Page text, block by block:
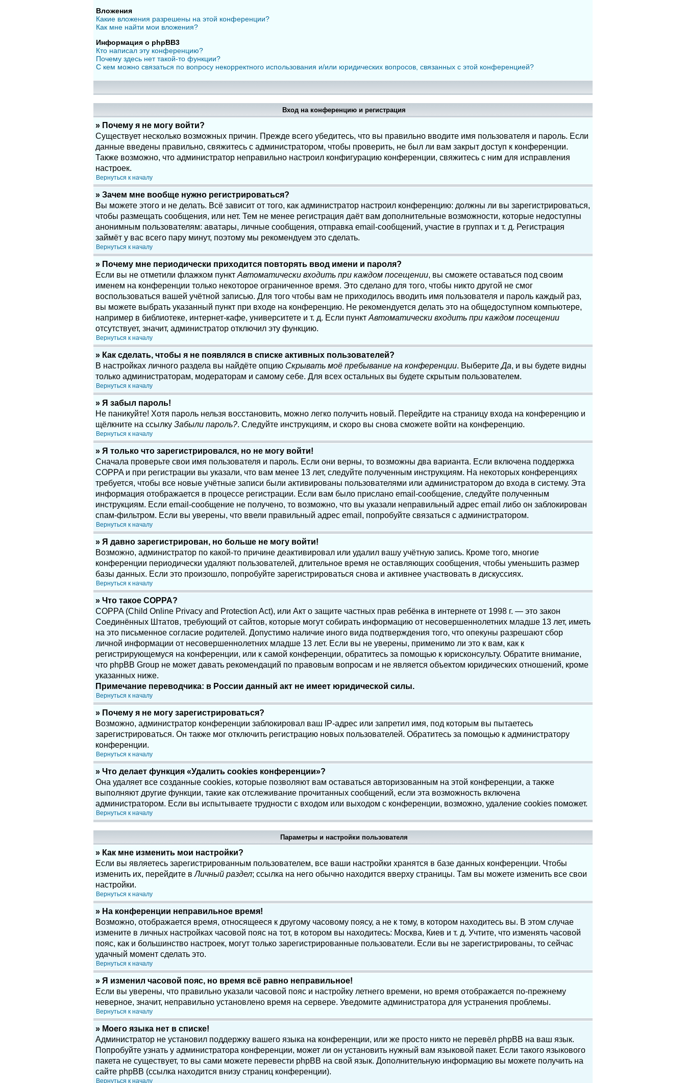
Вложения
Какие вложения разрешены на этой конференции?
Как мне найти мои вложения?
Информация о phpBB3
Кто написал эту конференцию?
Почему здесь нет такой-то функции?
С кем можно связаться по вопросу некорректного использования и/или юридических вопросов, связанных с этой конференцией?
Вход на конференцию и регистрация
» Почему я не могу войти?
Существует несколько возможных причин. Прежде всего убедитесь, что вы правильно вводите имя пользователя и пароль. Если
данные введены правильно, свяжитесь с администратором, чтобы проверить, не был ли вам закрыт доступ к конференции.
Также возможно, что администратор неправильно настроил конфигурацию конференции, свяжитесь с ним для исправления
настроек.
Вернуться к началу
» Зачем мне вообще нужно регистрироваться?
Вы можете этого и не делать. Всё зависит от того, как администратор настроил конференцию: должны ли вы зарегистрироваться,
чтобы размещать сообщения, или нет. Тем не менее регистрация даёт вам дополнительные возможности, которые недоступны
анонимным пользователям: аватары, личные сообщения, отправка email-сообщений, участие в группах и т. д. Регистрация
займёт у вас всего пару минут, поэтому мы рекомендуем это сделать.
Вернуться к началу
» Почему мне периодически приходится повторять ввод имени и пароля?
Если вы не отметили флажком пункт Автоматически входить при каждом посещении, вы сможете оставаться под своим
именем на конференции только некоторое ограниченное время. Это сделано для того, чтобы никто другой не смог
воспользоваться вашей учётной записью. Для того чтобы вам не приходилось вводить имя пользователя и пароль каждый раз,
вы можете выбрать указанный пункт при входе на конференцию. Не рекомендуется делать это на общедоступном компьютере,
например в библиотеке, интернет-кафе, университете и т. д. Если пункт Автоматически входить при каждом посещении
отсутствует, значит, администратор отключил эту функцию.
Вернуться к началу
» Как сделать, чтобы я не появлялся в списке активных пользователей?
В настройках личного раздела вы найдёте опцию Скрывать моё пребывание на конференции. ВыберитеДа, и вы будете видны
только администраторам, модераторам и самому себе. Для всех остальных вы будете скрытым пользователем.
Вернуться к началу
» Я забыл пароль!
Не паникуйте! Хотя пароль нельзя восстановить, можно легко получить новый. Перейдите на страницу входа на конференцию и
щёлкните на ссылку Забыли пароль?. Следуйте инструкциям, и скоро вы снова сможете войти на конференцию.
Вернуться к началу
» Я только что зарегистрировался, но не могу войти!
Сначала проверьте свои имя пользователя и пароль. Если они верны, то возможны два варианта. Если включена поддержка
COPPA и при регистрации вы указали, что вам менее 13 лет, следуйте полученным инструкциям. На некоторых конференциях
требуется, чтобы все новые учётные записи были активированы пользователями или администратором до входа в систему. Эта
информация отображается в процессе регистрации. Если вам было прислано email-сообщение, следуйте полученным
инструкциям. Если email-сообщение не получено, то возможно, что вы указали неправильный адрес email либо он заблокирован
спам-фильтром. Если вы уверены, что ввели правильный адрес email, попробуйте связаться с администратором.
Вернуться к началу
» Я давно зарегистрирован, но больше не могу войти!
Возможно, администратор по какой-то причине деактивировал или удалил вашу учётную запись. Кроме того, многие
конференции периодически удаляют пользователей, длительное время не оставляющих сообщения, чтобы уменьшить размер
базы данных. Если это произошло, попробуйте зарегистрироваться снова и активнее участвовать в дискуссиях.
Вернуться к началу
» Что такое COPPA?
COPPA (Child Online Privacy and Protection Act), или Акт о защите частных прав ребёнка в интернете от 1998 г. — это закон
Соединённых Штатов, требующий от сайтов, которые могут собирать информацию от несовершеннолетних младше 13 лет, иметь
на это письменное согласие родителей. Допустимо наличие иного вида подтверждения того, что опекуны разрешают сбор
личной информации от несовершеннолетних младше 13 лет. Если вы не уверены, применимо ли это к вам, как к
регистрирующемуся на конференции, или к самой конференции, обратитесь за помощью к юрисконсульту. Обратите внимание,
что phpBB Group не может давать рекомендаций по правовым вопросам и не является объектом юридических отношений, кроме
указанных ниже.
Примечание переводчика: в России данный акт не имеет юридической силы.
Вернуться к началу
» Почему я не могу зарегистрироваться?
Возможно, администратор конференции заблокировал ваш IP-адрес или запретил имя, под которым вы пытаетесь
зарегистрироваться. Он также мог отключить регистрацию новых пользователей. Обратитесь за помощью к администратору
конференции.
Вернуться к началу
» Что делает функция «Удалить cookies конференции»?
Она удаляет все созданные cookies, которые позволяют вам оставаться авторизованным на этой конференции, а также
выполняют другие функции, такие как отслеживание прочитанных сообщений, если эта возможность включена
администратором. Если вы испытываете трудности с входом или выходом с конференции, возможно, удаление cookies поможет.
Вернуться к началу
Параметры и настройки пользователя
» Как мне изменить мои настройки?
Если вы являетесь зарегистрированным пользователем, все ваши настройки хранятся в базе данных конференции. Чтобы
изменить их, перейдите вЛичный раздел; ссылка на него обычно находится вверху страницы. Там вы можете изменить все свои
настройки.
Вернуться к началу
» На конференции неправильное время!
Возможно, отображается время, относящееся к другому часовому поясу, а не к тому, в котором находитесь вы. В этом случае
измените в личных настройках часовой пояс на тот, в котором вы находитесь: Москва, Киев и т. д. Учтите, что изменять часовой
пояс, как и большинство настроек, могут только зарегистрированные пользователи. Если вы не зарегистрированы, то сейчас
удачный момент сделать это.
Вернуться к началу
» Я изменил часовой пояс, но время всё равно неправильное!
Если вы уверены, что правильно указали часовой пояс и настройку летнего времени, но время отображается по-прежнему
неверное, значит, неправильно установлено время на сервере. Уведомите администратора для устранения проблемы.
Вернуться к началу
» Моего языка нет в списке!
Администратор не установил поддержку вашего языка на конференции, или же просто никто не перевёл phpBB на ваш язык.
Попробуйте узнать у администратора конференции, может ли он установить нужный вам языковой пакет. Если такого языкового
пакета не существует, то вы сами можете перевести phpBB на свой язык. Дополнительную информацию вы можете получить на
сайте phpBB (ссылка находится внизу страниц конференции).
Вернуться к началу